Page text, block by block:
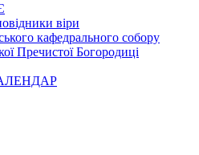
віри
кафедрального собору
Пречистої Богородиці